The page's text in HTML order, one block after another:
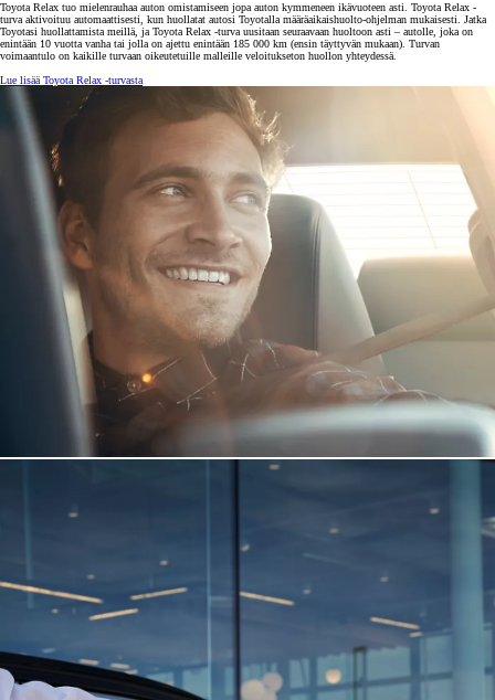
Toyota Relax tuo mielenrauhaa auton omistamiseen jopa auton kymmeneen ikävuoteen asti. Toyota Relax -
turva aktivoituu automaattisesti, kun huollatat autosi Toyotalla määräaikaishuolto-ohjelman mukaisesti. Jatka
Toyotasi huollattamista meillä, ja Toyota Relax -turva uusitaan seuraavaan huoltoon asti – autolle, joka on
enintään 10 vuotta vanha tai jolla on ajettu enintään 185 000 km (ensin täyttyvän mukaan). Turvan
voimaantulo on kaikille turvaan oikeutetuille malleille veloitukseton huollon yhteydessä.
Lue lisää Toyota Relax -turvasta